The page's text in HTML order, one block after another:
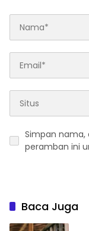
Simpan nama,
peramban ini
Baca Juga